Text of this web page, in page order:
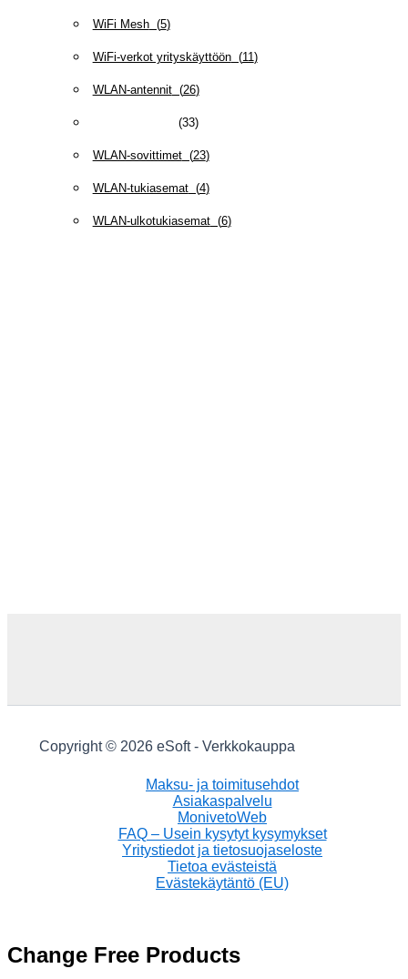
WiFi Mesh(5)
WiFi-verkot yrityskäyttöön(11)
WLAN-antennit(26)
(33)
WLAN-sovittimet(23)
WLAN-tukiasemat(4)
WLAN-ulkotukiasemat(6)
Copyright © 2026 eSoft - Verkkokauppa
Maksu- ja toimitusehdot
Asiakaspalvelu
MonivetoWeb
FAQ – Usein kysytyt kysymykset
Yritystiedot ja tietosuojaseloste
Tietoa evästeistä
Evästekäytäntö (EU)
Change Free Products